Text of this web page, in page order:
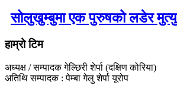
सोलुखुम्बुमा एक पुरुषको लडेर मुत्यु
हाम्रो टिम
अध्यक्ष / सम्पादक गेल्छिरी शेर्पा (दक्षिण कोरिया)
अतिथि सम्पादक : पेम्बा गेलु शेर्पा यूरोप